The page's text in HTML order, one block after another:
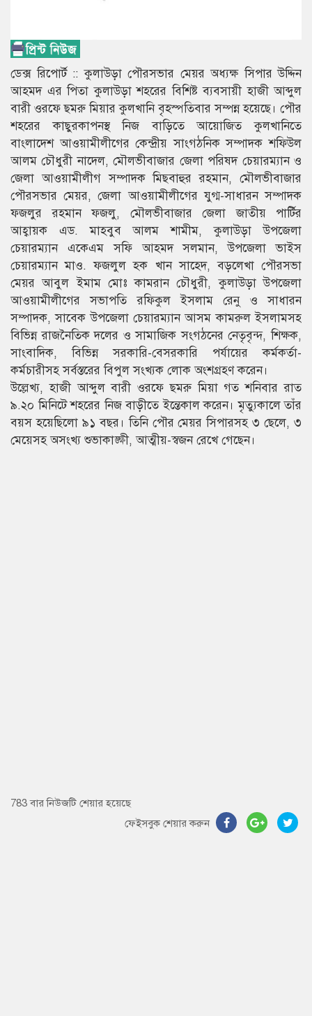
ডেক্স রিপোর্ট :: কুলাউড়া পৌরসভার মেয়র অধ্যক্ষ সিপার উদ্দিন
আহমদ এর পিতা কুলাউড়া শহরের বিশিষ্ট ব্যবসায়ী হাজী আব্দুল
বারী ওরফে ছমরু মিয়ার কুলখানি বৃহস্পতিবার সম্পন্ন হয়েছে। পৌর
শহরের কাছুরকাপনস্থ নিজ বাড়িতে আয়োজিত কুলখানিতে
বাংলাদেশ আওয়ামীলীগের কেন্দ্রীয় সাংগঠনিক সম্পাদক শফিউল
আলম চৌধুরী নাদেল, মৌলভীবাজার জেলা পরিষদ চেয়ারম্যান ও
জেলা আওয়ামীলীগ সম্পাদক মিছবাহুর রহমান, মৌলভীবাজার
পৌরসভার মেয়র, জেলা আওয়ামীলীগের যুগ্ম-সাধারন সম্পাদক
ফজলুর রহমান ফজলু, মৌলভীবাজার জেলা জাতীয় পার্টির
আহ্বায়ক এড. মাহবুব আলম শামীম, কুলাউড়া উপজেলা
চেয়ারম্যান একেএম সফি আহমদ সলমান, উপজেলা ভাইস
চেয়ারম্যান মাও. ফজলুল হক খান সাহেদ, বড়লেখা পৌরসভা
মেয়র আবুল ইমাম মোঃ কামরান চৌধুরী, কুলাউড়া উপজেলা
আওয়ামীলীগের সভাপতি রফিকুল ইসলাম রেনু ও সাধারন
সম্পাদক, সাবেক উপজেলা চেয়ারম্যান আসম কামরুল ইসলামসহ
বিভিন্ন রাজনৈতিক দলের ও সামাজিক সংগঠনের নেতৃবৃন্দ, শিক্ষক,
সাংবাদিক, বিভিন্ন সরকারি-বেসরকারি পর্যায়ের কর্মকর্তা-
কর্মচারীসহ সর্বস্তরের বিপুল সংখ্যক লোক অংশগ্রহণ করেন।
উল্লেখ্য, হাজী আব্দুল বারী ওরফে ছমরু মিয়া গত শনিবার রাত
৯.২০ মিনিটে শহরের নিজ বাড়ীতে ইন্তেকাল করেন। মৃত্যুকালে তাঁর
বয়স হয়েছিলো ৯১ বছর। তিনি পৌর মেয়র সিপারসহ ৩ ছেলে, ৩
মেয়েসহ অসংখ্য শুভাকাঙ্ক্ষী, আত্মীয়-স্বজন রেখে গেছেন।
783 বার নিউজটি শেয়ার হয়েছে
ফেইসবুক শেয়ার করুন